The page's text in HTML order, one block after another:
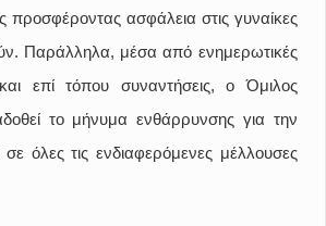
προσφέροντας ασφάλεια στις γυναίκες
Παράλληλα, μέσα από ενημερωτικές
και επί τόπου συναντήσεις, ο Όμιλος
το μήνυμα ενθάρρυνσης για την
όλες τις ενδιαφερόμενες μέλλουσες